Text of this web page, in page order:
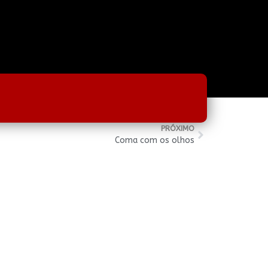
PRÓXIMO
Coma com os olhos